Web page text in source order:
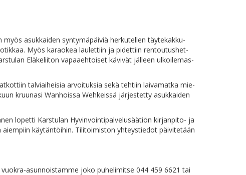
asuk­kai­den syn­ty­mä­päi­viä her­ku­tel­len täy­te­kak­ku­
Myös ka­rao­kea lau­let­tiin ja pi­det­tiin ren­tou­tus­het­
Elä­ke­lii­ton va­paa­eh­toi­set kä­vi­vät jäl­leen ul­koi­le­mas­
tal­viai­hei­sia ar­voi­tuk­sia se­kä teh­tiin lai­va­mat­ka mie­
kruu­na­si Wan­hois­sa Weh­keis­sä jär­jes­tet­ty asuk­kai­den
lo­pet­ti Kars­tu­lan Hy­vin­voin­ti­pal­ve­lusää­tiön kir­jan­pi­to- ja
käy­tän­töi­hin. Ti­li­toi­mis­ton yh­teys­tie­dot päi­vi­te­tään
asun­nois­tam­me jo­ko pu­he­li­mit­se 044 459 6621 tai